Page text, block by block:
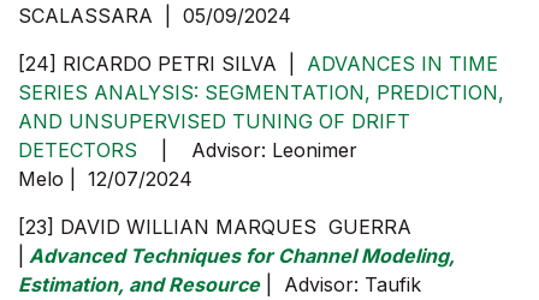
SCALASSARA | 05/09/2024
[24] RICARDO PETRI SILVA | ADVANCES IN TIME
SERIES ANALYSIS: SEGMENTATION, PREDICTION,
AND UNSUPERVISED TUNING OF DRIFT
DETECTORS | Advisor: Leonimer
Melo | 12/07/2024
[23] DAVID WILLIAN MARQUES GUERRA
Advanced Techniques for Channel Modeling,
Estimation, and Resource| Advisor: Taufik